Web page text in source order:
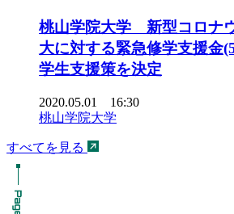
桃山学院大学 新型コロナ
大に対する緊急修学支援金
学生支援策を決定
2020.05.01 16:30
桃山学院大学
すべてを見る